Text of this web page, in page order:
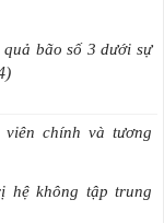
bão số 3 dưới sự
chính và tương
hệ không tập trung